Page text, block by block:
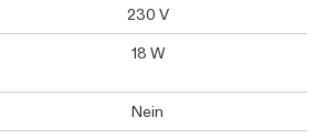
230 V
18 W
Nein